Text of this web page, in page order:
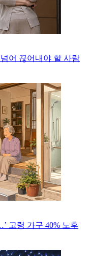
어 끊어내야 할 사람
고령 가구 40% 노후